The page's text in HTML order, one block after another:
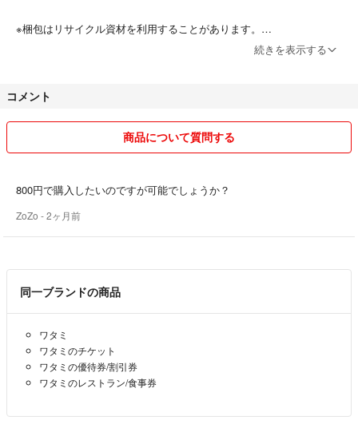
※梱包はリサイクル資材を利用することがあります。
続きを表示する
コメント
商品について質問する
800円で購入したいのですが可能でしょうか？
ZoZo - 2ヶ月前
同一ブランドの商品
ワタミ
ワタミのチケット
ワタミの優待券/割引券
ワタミのレストラン/食事券